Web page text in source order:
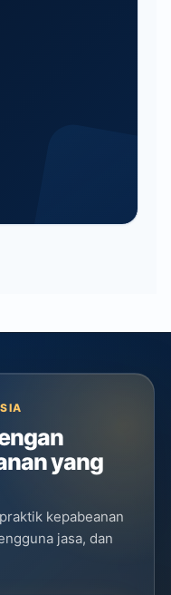
yang
kepabeanan
jasa, dan